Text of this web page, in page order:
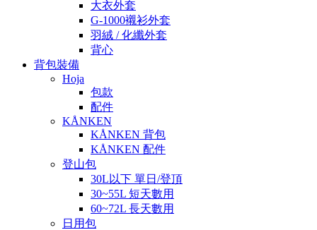
大衣外套
G-1000襯衫外套
羽絨 / 化纖外套
背心
背包裝備
Hoja
包款
配件
KÅNKEN
KÅNKEN 背包
KÅNKEN 配件
登山包
30L以下 單日/登頂
30~55L 短天數用
60~72L 長天數用
日用包